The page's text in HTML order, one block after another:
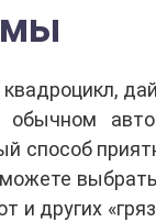
способ
других